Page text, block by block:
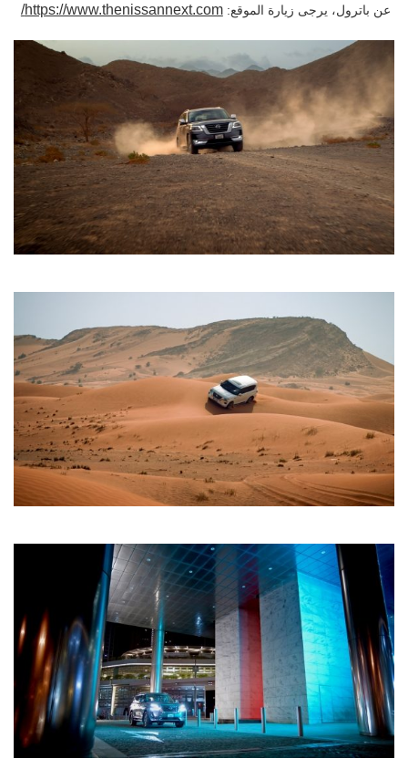
عن باترول، يرجى زيارة الموقع:https://www.thenissannext.com/